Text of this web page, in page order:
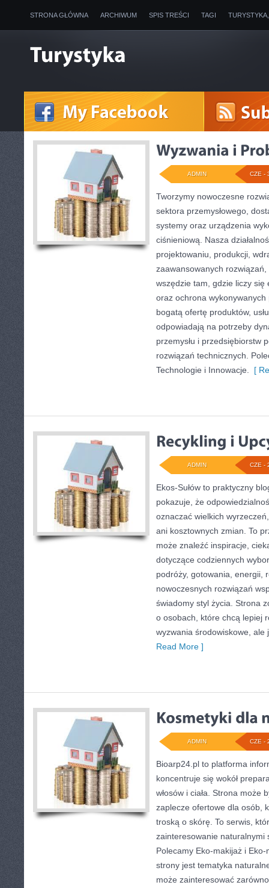
STRONA GŁÓWNA ARCHIWUM SPIS TREŚCI TAGI
CZE -
ADMIN
Tworzymy nowoczesne
sektora przemysłowego,
systemy oraz urządzenia
ciśnieniową. Nasza
projektowaniu, produkcji,
zaawansowanych
wszędzie tam, gdzie liczy się
oraz ochrona
bogatą ofertę produktów,
odpowiadają na potrzeby
przemysłu i przedsiębiorstw
rozwiązań technicznych.
Technologie i Innowacje.
[
CZE -
ADMIN
Ekos-Sułów to praktyczny
pokazuje, że
oznaczać wielkich
ani kosztownych zmian. To
może znaleźć inspiracje,
dotyczące codziennych
podróży, gotowania, energii,
nowoczesnych rozwiązań
świadomy styl życia. Strona
o osobach, które chcą lepiej
wyzwania środowiskowe, ale
Read More ]
CZE -
ADMIN
Bioarp24.pl to platforma
koncentruje się wokół
włosów i ciała. Strona może
zaplecze ofertowe dla osób,
troską o skórę. To serwis,
zainteresowanie naturalnymi
Polecamy Eko-makijaż i
strony jest tematyka
może zainteresować